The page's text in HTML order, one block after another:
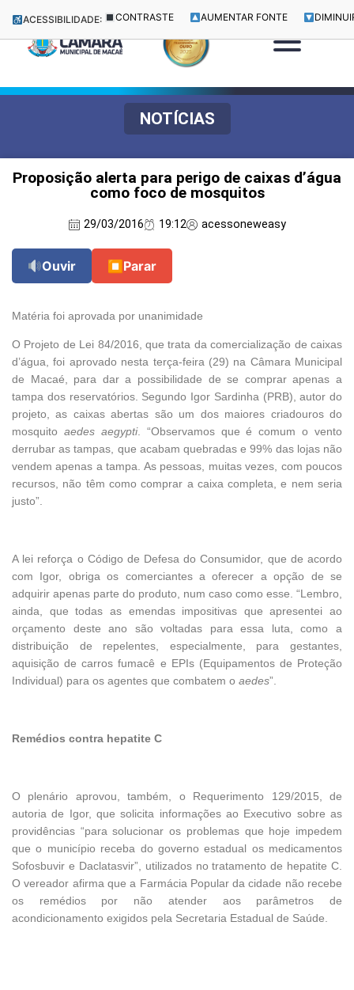
ACESSIBILIDADE: CONTRASTE AUMENTAR FONTE
NOTÍCIAS
Proposição alerta para perigo de caixas d’água
como foco de mosquitos
29/03/2016 19:12 acessoneweasy
Ouvir ⏹ Parar
Matéria foi aprovada por unanimidade
O Projeto de Lei 84/2016, que trata da comercialização de caixas
d’água, foi aprovado nesta terça-feira (29) na Câmara Municipal
de Macaé, para dar a possibilidade de se comprar apenas a
tampa dos reservatórios. Segundo Igor Sardinha (PRB), autor do
projeto, as caixas abertas são um dos maiores criadouros do
mosquito aedes aegypti. “Observamos que é comum o vento
derrubar as tampas, que acabam quebradas e 99% das lojas não
vendem apenas a tampa. As pessoas, muitas vezes, com poucos
recursos, não têm como comprar a caixa completa, e nem seria
justo”.
A lei reforça o Código de Defesa do Consumidor, que de acordo
com Igor, obriga os comerciantes a oferecer a opção de se
adquirir apenas parte do produto, num caso como esse. “Lembro,
ainda, que todas as emendas impositivas que apresentei ao
orçamento deste ano são voltadas para essa luta, como a
distribuição de repelentes, especialmente, para gestantes,
aquisição de carros fumacê e EPIs (Equipamentos de Proteção
Individual) para os agentes que combatem o aedes”.
Remédios contra hepatite C
O plenário aprovou, também, o Requerimento 129/2015, de
autoria de Igor, que solicita informações ao Executivo sobre as
providências “para solucionar os problemas que hoje impedem
que o município receba do governo estadual os medicamentos
Sofosbuvir e Daclatasvir”, utilizados no tratamento de hepatite C.
O vereador afirma que a Farmácia Popular da cidade não recebe
os remédios por não atender aos parâmetros de
acondicionamento exigidos pela Secretaria Estadual de Saúde.